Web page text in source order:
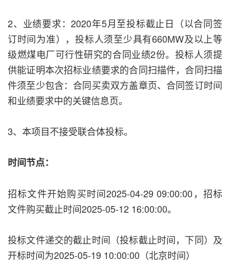
2、业绩要求：2020年5月至投标截止日（以合同签
订时间为准），投标人须至少具有660MW及以上等
级燃煤电厂可行性研究的合同业绩2份。投标人须提
供能证明本次招标业绩要求的合同扫描件，合同扫描
件须至少包含：合同买卖双方盖章页、合同签订时间
和业绩要求中的关键信息页。
3、本项目不接受联合体投标。
时间节点：
招标文件开始购买时间2025-04-29 09:00:00，招标
文件购买截止时间2025-05-12 16:00:00。
投标文件递交的截止时间（投标截止时间，下同）及
开标时间为2025-05-19 10:00:00（北京时间）